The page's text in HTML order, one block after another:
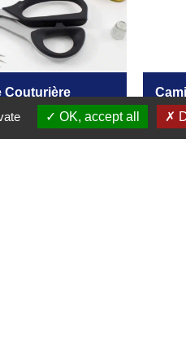
Couturière
OK, accept all